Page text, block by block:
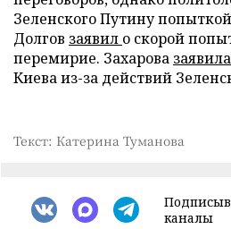
Зеленского Путину
Долгов заявил о скорой
перемирие. Захарова
Киева из-за действий
Текст: Катерина Туманова
каналы